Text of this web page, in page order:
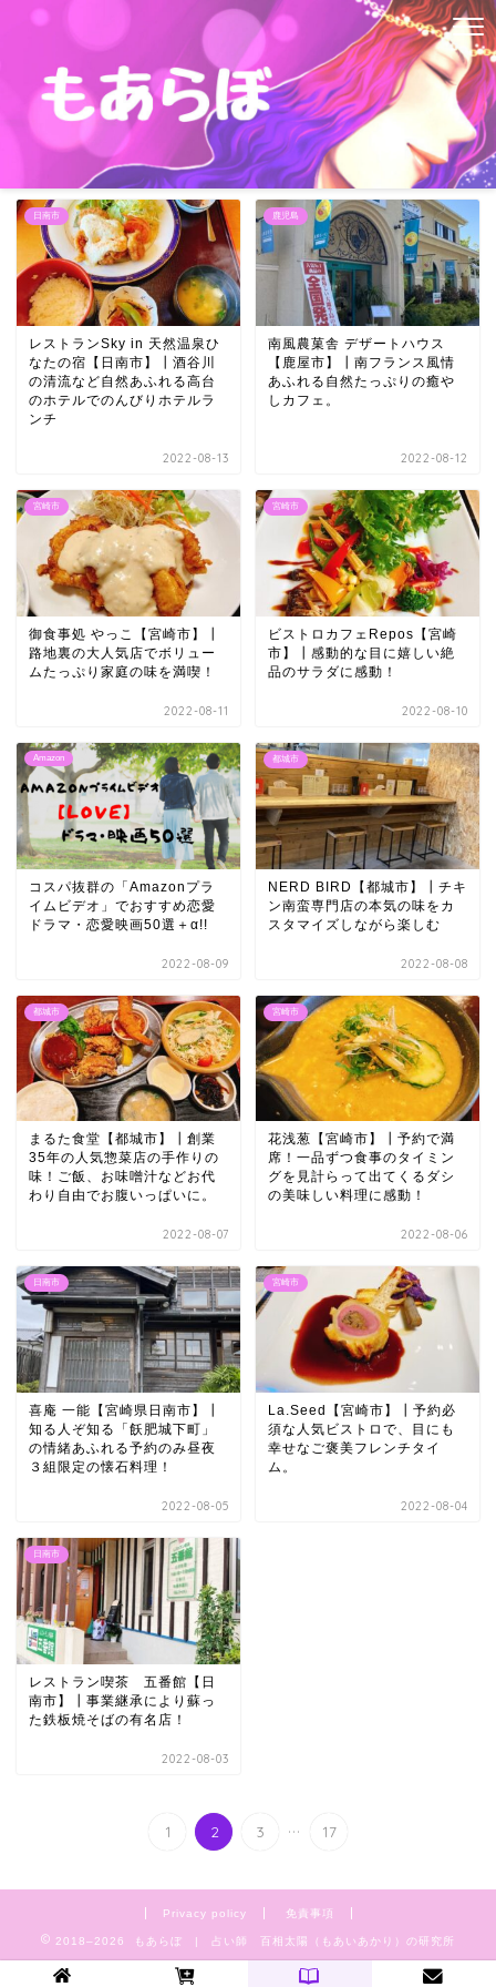
日南市
レストランSky in 天然温泉ひ
なたの宿【日南市】┃酒谷川
の清流など自然あふれる高台
のホテルでのんびりホテルラ
ンチ
2022-08-13
鹿児島
南風農菓舎 デザートハウス
【鹿屋市】┃南フランス風情
あふれる自然たっぷりの癒や
しカフェ。
2022-08-12
宮崎市
御食事処 やっこ【宮崎市】┃
路地裏の大人気店でボリュー
ムたっぷり家庭の味を満喫！
2022-08-11
宮崎市
ビストロカフェRepos【宮崎
市】┃感動的な目に嬉しい絶
品のサラダに感動！
2022-08-10
Amazon
コスパ抜群の「Amazonプラ
イムビデオ」でおすすめ恋愛
ドラマ・恋愛映画50選＋α!!
2022-08-09
都城市
NERD BIRD【都城市】┃チキ
ン南蛮専門店の本気の味をカ
スタマイズしながら楽しむ
2022-08-08
都城市
まるた食堂【都城市】┃創業
35年の人気惣菜店の手作りの
味！ご飯、お味噌汁などお代
わり自由でお腹いっぱいに。
2022-08-07
宮崎市
花浅葱【宮崎市】┃予約で満
席！一品ずつ食事のタイミン
グを見計らって出てくるダシ
の美味しい料理に感動！
2022-08-06
日南市
喜庵 一能【宮崎県日南市】┃
知る人ぞ知る「飫肥城下町」
の情緒あふれる予約のみ昼夜
３組限定の懐石料理！
2022-08-05
宮崎市
La.Seed【宮崎市】┃予約必
須な人気ビストロで、目にも
幸せなご褒美フレンチタイ
ム。
2022-08-04
日南市
レストラン喫茶 五番館【日
南市】┃事業継承により蘇っ
た鉄板焼そばの有名店！
2022-08-03
1 2 3 ... 17
Privacy policy 免責事項
2018–2026 もあらぼ | 占い師 百相太陽（もあいあかり）の研究所